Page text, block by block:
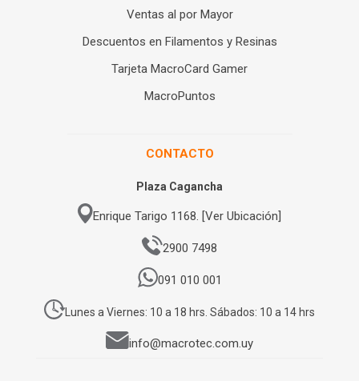
Ventas al por Mayor
Descuentos en Filamentos y Resinas
Tarjeta MacroCard Gamer
MacroPuntos
CONTACTO
Plaza Cagancha
Enrique Tarigo 1168. [Ver Ubicación]
2900 7498
091 010 001
Lunes a Viernes: 10 a 18 hrs. Sábados: 10 a 14 hrs
info@macrotec.com.uy